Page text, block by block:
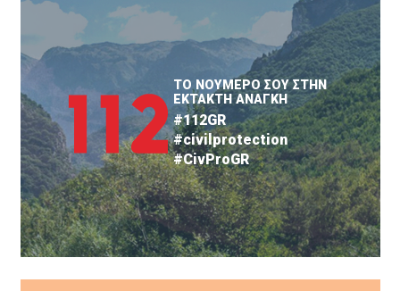
ΤΟ ΝΟΥΜΕΡΟ ΣΟΥ ΣΤΗΝ
ΕΚΤΑΚΤΗ ΑΝΑΓΚΗ
#112GR
#civilprotection
#CivProGR